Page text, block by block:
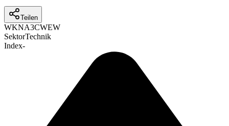
Teilen
WKNA3CWEW
SektorTechnik
Index-